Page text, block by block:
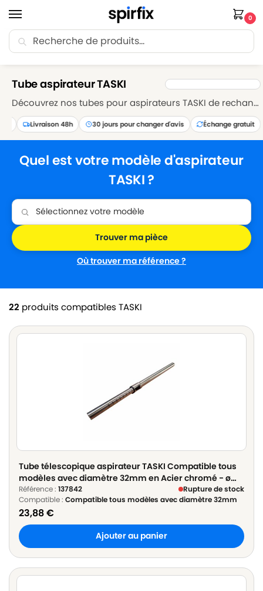
0
🚚 Livraison Point Relais offerte dès 30€ d’achat.
Tube aspirateur TASKI
Découvrez nos tubes pour aspirateurs TASKI de rechange compatibles avec un grand nombres de modèles de la marque. Fabriqués pour s’adapter parfaitement aux aspirateurs TASKI, ces tubes garantissent une aspiration efficace sur toutes les surfaces. Résistants et durables, nos tubes assurent une utilisation prolongée de votre aspirateur TASKI. Découvrez notre sélection dès maintenant.
Livraison 48h 30 jours pour changer d'avis Échange gratuit
Quel est votre modèle d'aspirateur
TASKI ?
Où trouver ma référence ?
Trouver ma pièce
22 produits compatibles TASKI
Tube télescopique aspirateur TASKI Compatible tous
modèles avec diamètre 32mm en Acier chromé - ø
32mm Longueur 60cm à 100cm
Référence : 137842
Rupture de stock
Compatible : Compatible tous modèles avec diamètre 32mm
23,88€
Ajouter au panier